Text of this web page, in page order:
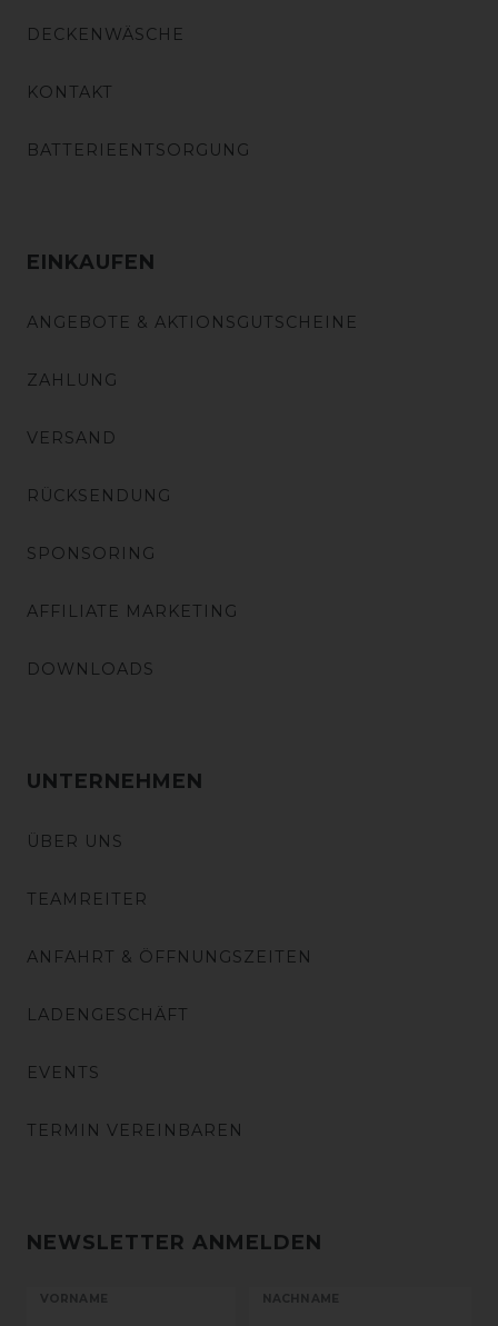
DECKENWÄSCHE
KONTAKT
BATTERIEENTSORGUNG
EINKAUFEN
ANGEBOTE & AKTIONSGUTSCHEINE
ZAHLUNG
VERSAND
RÜCKSENDUNG
SPONSORING
AFFILIATE MARKETING
DOWNLOADS
UNTERNEHMEN
ÜBER UNS
TEAMREITER
ANFAHRT & ÖFFNUNGSZEITEN
LADENGESCHÄFT
EVENTS
TERMIN VEREINBAREN
NEWSLETTER ANMELDEN
VORNAME NACHNAME